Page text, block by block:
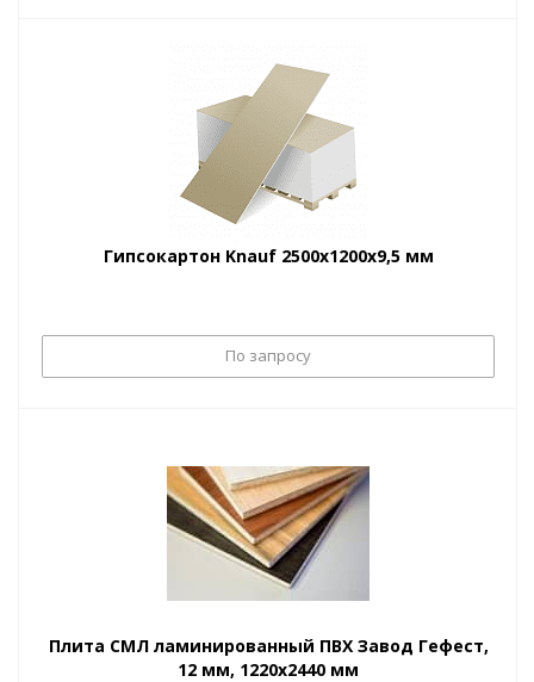
Гипсокартон Knauf 2500х1200х9,5 мм
По запросу
Плита СМЛ ламинированный ПВХ Завод Гефест,
12 мм, 1220х2440 мм